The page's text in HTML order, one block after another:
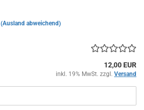
(Ausland abweichend)
12,00 EUR
inkl. 19% MwSt. zzgl. Versand